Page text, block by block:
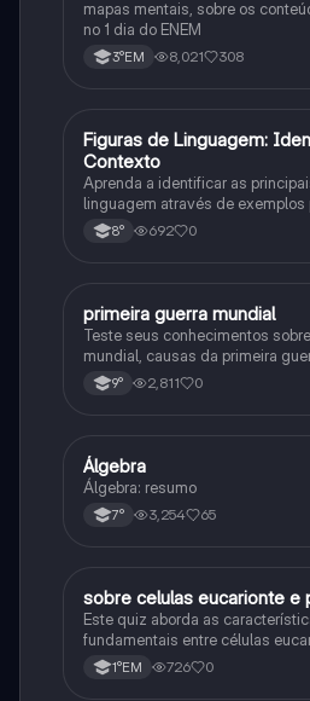
mapas mentais, sobre os
no 1 dia do ENEM
3°EM 8,021 308
FPortuguês
Figuras de Linguagem:
Contexto
Aprenda a identificar as
linguagem através de
8° 692 0
História
primeira guerra mundial
Teste seus conhecimentos
mundial, causas da primeira
consequências da Primeira
primeira guerra mundial
9° 2,811 0
Matematica
Álgebra
Álgebra: resumo
7° 3,254 65
Biologia
sobre celulas eucarionte e
Este quiz aborda as
fundamentais entre células
procariontes.
1°EM 726 0